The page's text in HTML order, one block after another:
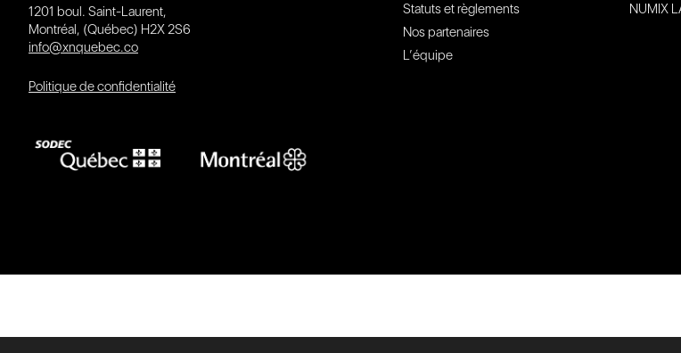
1201 boul. Saint-Laurent,
Montréal, (Québec) H2X 2S6
info@xnquebec.co
Politique de confidentialité
Statuts et règlements
Nos partenaires
L’équipe
NUMIX